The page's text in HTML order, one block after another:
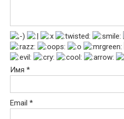
Имя *
Email *